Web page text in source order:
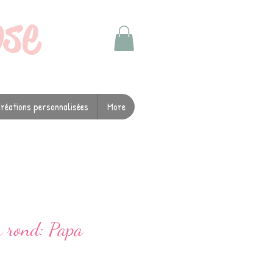
personnalisées More
rond: Papa